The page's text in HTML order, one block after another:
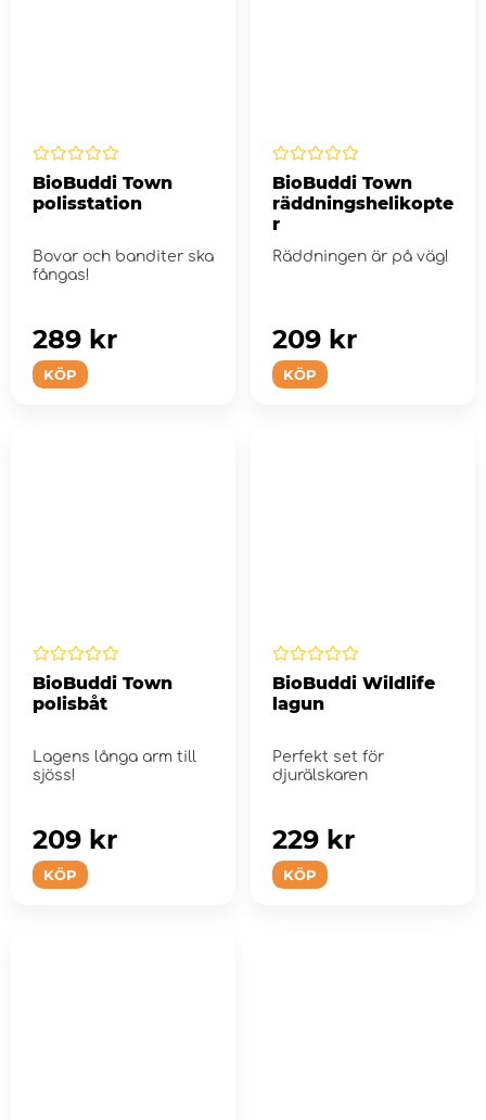
BioBuddi Town
polisstation
Bovar och banditer ska
fångas!
KÖP
289 kr
BioBuddi Town
räddningshelikopte
r
Räddningen är på väg!
KÖP
209 kr
BioBuddi Town
polisbåt
Lagens långa arm till
sjöss!
KÖP
209 kr
BioBuddi Wildlife
lagun
Perfekt set för
djurälskaren
KÖP
229 kr